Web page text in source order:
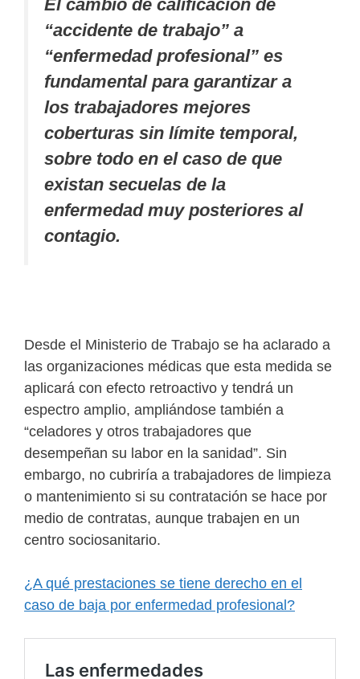
El cambio de calificación de
“accidente de trabajo” a
“enfermedad profesional” es
fundamental para garantizar a
los trabajadores mejores
coberturas sin límite temporal,
sobre todo en el caso de que
existan secuelas de la
enfermedad muy posteriores al
contagio.
Desde el Ministerio de Trabajo se ha aclarado a
las organizaciones médicas que esta medida se
aplicará con efecto retroactivo y tendrá un
espectro amplio, ampliándose también a
“celadores y otros trabajadores que
desempeñan su labor en la sanidad”. Sin
embargo, no cubriría a trabajadores de limpieza
o mantenimiento si su contratación se hace por
medio de contratas, aunque trabajen en un
centro sociosanitario.
¿A qué prestaciones se tiene derecho en el
caso de baja por enfermedad profesional?